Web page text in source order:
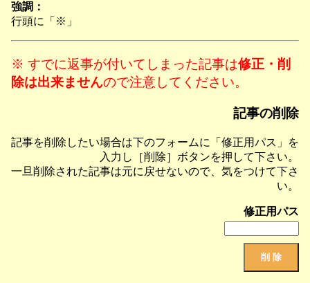
強調：
行頭に「※」
※ すでに返事が付いてしまった記事は修正・削
除は出来ませんので注意してください。
記事の削除
記事を削除したい場合は下のフォームに「修正用パス」を
入力し［削除］ボタンを押して下さい。
一旦削除された記事は元に戻せないので、気をつけて下さ
い。
修正用パス